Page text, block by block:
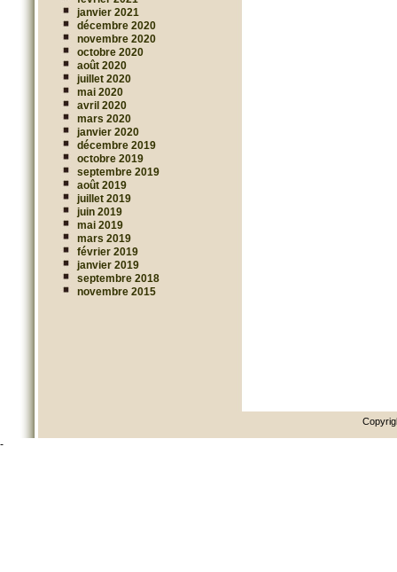
janvier 2021
décembre 2020
novembre 2020
octobre 2020
août 2020
juillet 2020
mai 2020
avril 2020
mars 2020
janvier 2020
décembre 2019
octobre 2019
septembre 2019
août 2019
juillet 2019
juin 2019
mai 2019
mars 2019
février 2019
janvier 2019
septembre 2018
novembre 2015
-